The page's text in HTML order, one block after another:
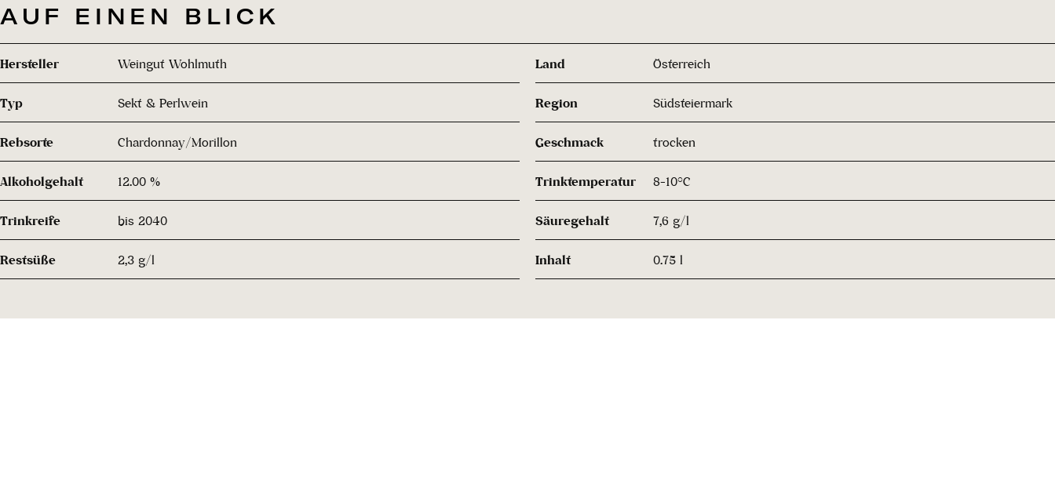
AUF EINEN BLICK
Hersteller Weingut Wohlmuth Land Österreich
Typ Sekt & Perlwein Region Südsteiermark
Rebsorte Chardonnay/Morillon Geschmack trocken
Alkoholgehalt 12.00 % Trinktemperatur 8-10°C
Trinkreife bis 2040 Säuregehalt 7,6 g/l
Restsüße 2,3 g/l Inhalt 0.75 l